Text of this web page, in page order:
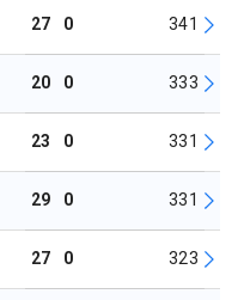
27 0 341
20 0 333
23 0 331
29 0 331
27 0 323